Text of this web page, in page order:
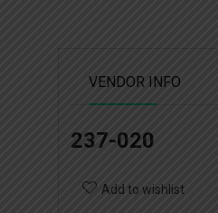
VENDOR INFO
237-020
Add to wishlist